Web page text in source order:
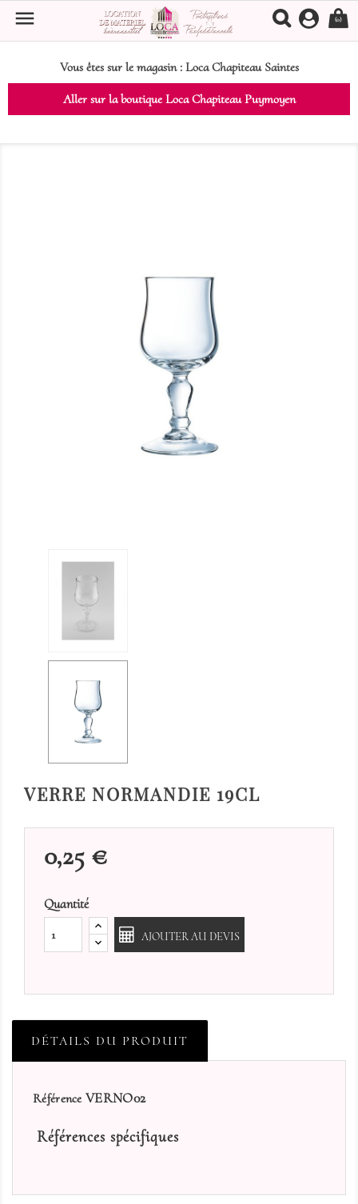
Vous êtes sur le magasin :Loca Chapiteau Saintes
Aller sur la boutique Loca Chapiteau Puymoyen
 (0)
VERRE NORMANDIE 19CL
0,25 €
Quantité
AJOUTER AU DEVIS
DÉTAILS DU PRODUIT
Référence VERNO02
Références spécifiques